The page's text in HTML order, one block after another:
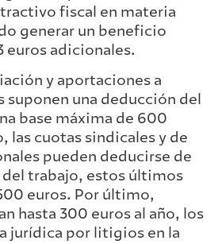
fiscal en materia
generar un beneficio
euros adicionales.
y aportaciones a
una deducción del
base máxima de 600
las cuotas sindicales y de
pueden deducirse de
trabajo, estos últimos
euros. Por último,
hasta 300 euros al año, los
jurídica por litigios en la